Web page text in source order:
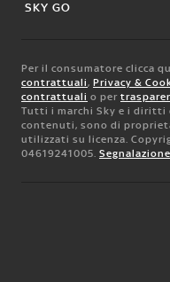
SKY GO
Per il consumatore clicca
contrattuali, Privacy &
contrattuali o per
Tutti i marchi Sky e i
contenuti, sono di
utilizzati su licenza.
04619241005.